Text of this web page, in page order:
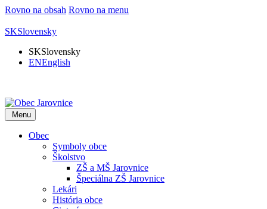
Rovno na obsah Rovno na menu
SKSlovensky
SKSlovensky
ENEnglish
Menu
Obec
Symboly obce
Školstvo
ZŠ a MŠ Jarovnice
Špeciálna ZŠ Jarovnice
Lekári
História obce